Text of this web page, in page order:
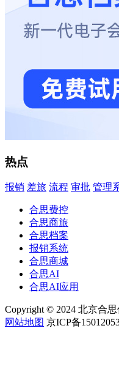
热点
报销 差旅 流程 审批 管理
合思费控
合思商旅
合思档案
报销系统
合思商城
合思AI
合思AI应用
Copyright © 2024 北京合
网站地图 京ICP备